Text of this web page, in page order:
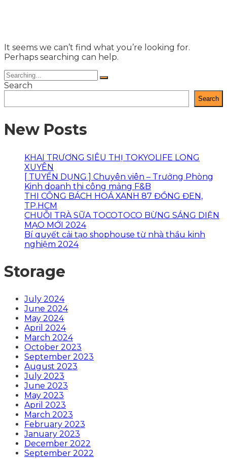
It seems we can’t find what you’re looking for.
Perhaps searching can help.
Search
Search
New Posts
KHAI TRƯƠNG SIÊU THỊ TOKYOLIFE LONG
XUYÊN
[ TUYỂN DỤNG ] Chuyên viên – Trưởng Phòng
Kinh doanh thi công mảng F&B
THI CÔNG BÁCH HOÁ XANH 87 ĐỒNG ĐEN,
TP.HCM
CHUỖI TRÀ SỮA TOCOTOCO BỪNG SÁNG DIỆN
MẠO MỚI 2024
Bí quyết cải tạo shophouse từ nhà thầu kinh
nghiệm 2024
Storage
July 2024
June 2024
May 2024
April 2024
March 2024
October 2023
September 2023
August 2023
July 2023
June 2023
May 2023
April 2023
March 2023
February 2023
January 2023
December 2022
September 2022